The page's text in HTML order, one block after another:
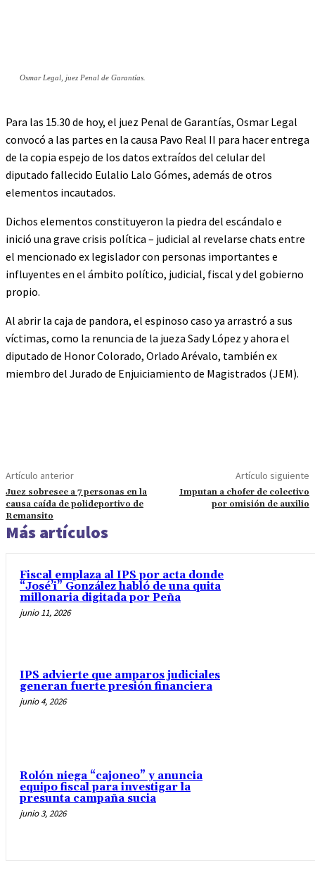
Osmar Legal, juez Penal de Garantías.
Para las 15.30 de hoy, el juez Penal de Garantías, Osmar Legal
convocó a las partes en la causa Pavo Real II para hacer entrega
de la copia espejo de los datos extraídos del celular del
diputado fallecido Eulalio Lalo Gómes, además de otros
elementos incautados.
Dichos elementos constituyeron la piedra del escándalo e
inició una grave crisis política – judicial al revelarse chats entre
el mencionado ex legislador con personas importantes e
influyentes en el ámbito político, judicial, fiscal y del gobierno
propio.
Al abrir la caja de pandora, el espinoso caso ya arrastró a sus
víctimas, como la renuncia de la jueza Sady López y ahora el
diputado de Honor Colorado, Orlado Arévalo, también ex
miembro del Jurado de Enjuiciamiento de Magistrados (JEM).
Artículo anterior
Juez sobresee a 7 personas en la
causa caída de polideportivo de
Remansito
Artículo siguiente
Imputan a chofer de colectivo
por omisión de auxilio
Más artículos
Fiscal emplaza al IPS por acta donde
“José’i” González habló de una quita
millonaria digitada por Peña
junio 11, 2026
IPS advierte que amparos judiciales
generan fuerte presión financiera
junio 4, 2026
Rolón niega “cajoneo” y anuncia
equipo fiscal para investigar la
presunta campaña sucia
junio 3, 2026